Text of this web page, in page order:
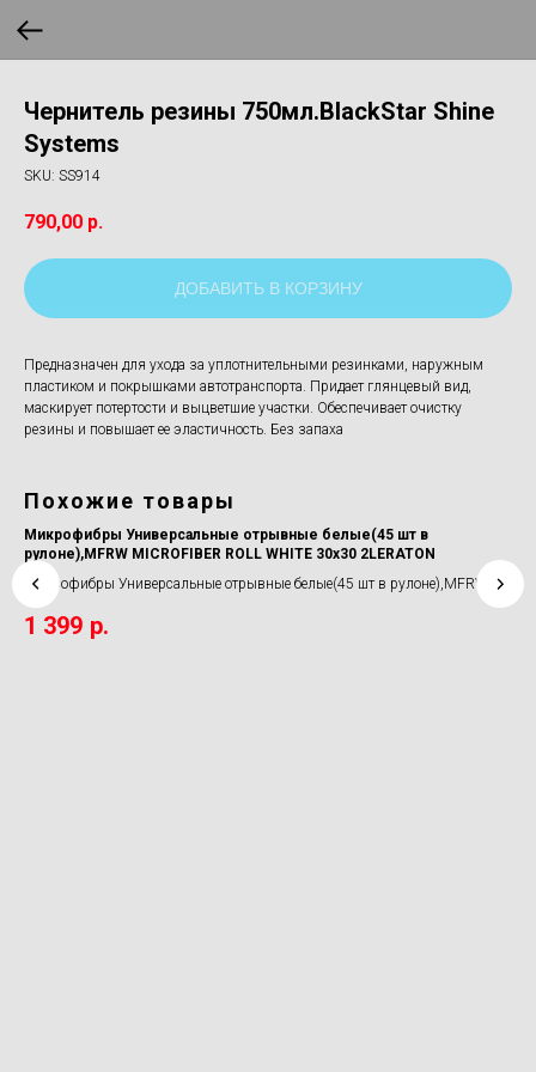
Чернитель резины 750мл.BlackStar Shine
Systems
SKU: SS914
790,00 р.
ДОБАВИТЬ В КОРЗИНУ
Предназначен для ухода за уплотнительными резинками, наружным
пластиком и покрышками автотранспорта. Придает глянцевый вид,
маскирует потертости и выцветшие участки. Обеспечивает очистку
резины и повышает ее эластичность. Без запаха
Похожие товары
Микрофибры Универсальные отрывные белые(45 шт в
рулоне),MFRW MICROFIBER ROLL WHITE 30x30 2LERATON
Микрофибры Универсальные отрывные белые(45 шт в рулоне),MFRW
MICROFIBER ROLL WHITE 30x30 2LERATON
1 399 р.